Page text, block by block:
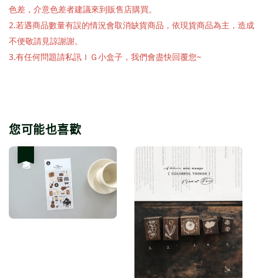
色差，介意色差者建議來到販售店購買。
2.若遇商品數量有誤的情況會取消缺貨商品，依現貨商品為主，造成
不便敬請見諒謝謝。
3.有任何問題請私訊ＩＧ小盒子，我們會盡快回覆您~
您可能也喜歡